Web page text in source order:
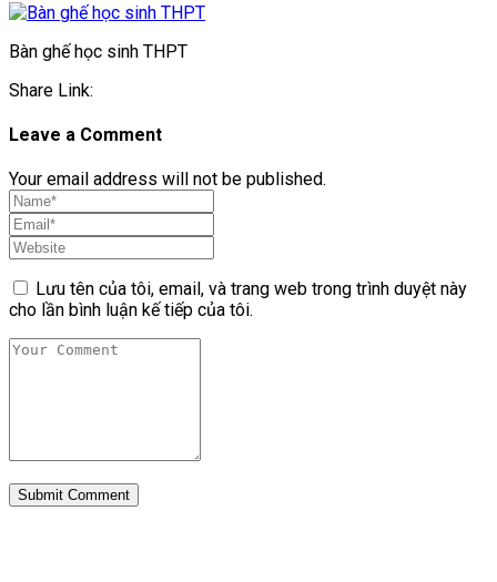
Bàn ghế học sinh THPT
Share Link:
Leave a Comment
Your email address will not be published.
Lưu tên của tôi, email, và trang web trong trình duyệt này
cho lần bình luận kế tiếp của tôi.